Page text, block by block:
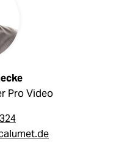
Pro Video